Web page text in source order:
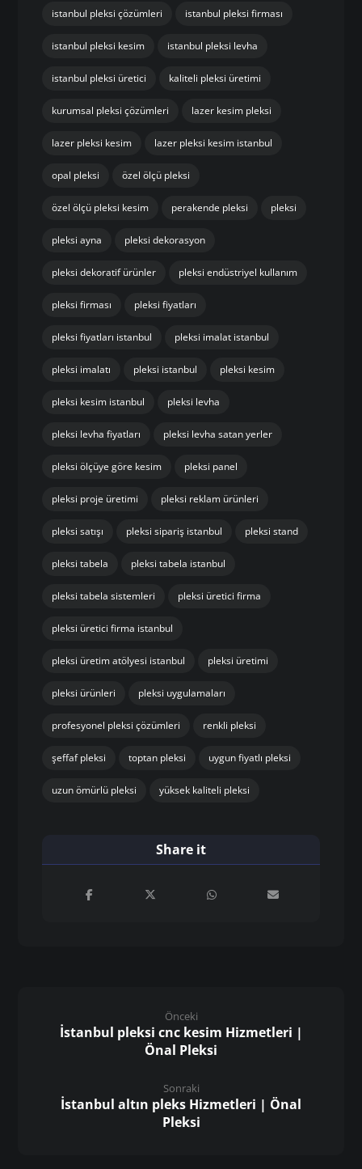
aynı gün pleksi kesim cnc pleksi kesim
cnc pleksi kesim istanbul cnc pleksi uygulamaları
dayanıklı pleksi levha
endüstriyel pleksi uygulamaları
hızlı pleksi kesim istanbul hızlı üretim pleksi
istanbul özel ölçü pleksi istanbul pleksi
istanbul pleksi çözümleri istanbul pleksi firması
istanbul pleksi kesim istanbul pleksi levha
istanbul pleksi üretici kaliteli pleksi üretimi
kurumsal pleksi çözümleri lazer kesim pleksi
lazer pleksi kesim lazer pleksi kesim istanbul
opal pleksi özel ölçü pleksi
özel ölçü pleksi kesim perakende pleksi
pleksi ayna pleksi dekorasyon
pleksi dekoratif ürünler pleksi endüstriyel kullanım
pleksi firması pleksi fiyatları
pleksi fiyatları istanbul pleksi imalat istanbul
pleksi imalatı pleksi istanbul pleksi kesim
pleksi kesim istanbul pleksi levha
pleksi levha fiyatları pleksi levha satan yerler
pleksi ölçüye göre kesim pleksi panel
pleksi proje üretimi pleksi reklam ürünleri
pleksi satışı pleksi sipariş istanbul pleksi stand
pleksi tabela pleksi tabela istanbul
pleksi tabela sistemleri pleksi üretici firma
pleksi üretim atölyesi istanbul
pleksi ürünleri pleksi uygulamaları